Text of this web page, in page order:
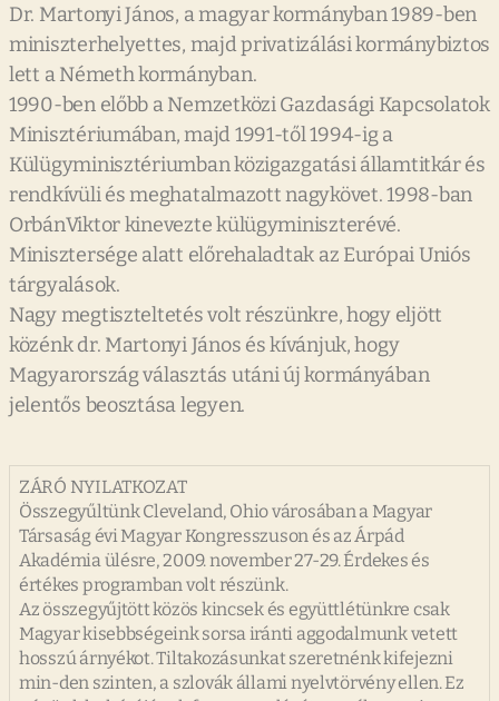
Dr. Martonyi János, a magyar kormányban 1989-ben
miniszterhelyettes, majd privatizálási kormánybiztos
lett a Németh kormányban.
1990-ben előbb a Nemzetközi Gazdasági Kapcsolatok
Minisztériumában, majd 1991-től 1994-ig a
Külügyminisztériumban közigazgatási államtitkár és
rendkívüli és meghatalmazott nagykövet. 1998-ban
OrbánViktor kinevezte külügyminiszterévé.
Minisztersége alatt előrehaladtak az Európai Uniós
tárgyalások.
Nagy megtiszteltetés volt részünkre, hogy eljött
közénk dr. Martonyi János és kívánjuk, hogy
Magyarország választás utáni új kormányában
jelentős beosztása legyen.
ZÁRÓ NYILATKOZAT
Összegyűltünk Cleveland, Ohio városában a Magyar
Társaság évi Magyar Kongresszuson és az Árpád
Akadémia ülésre, 2009. november 27-29. Érdekes és
értékes programban volt részünk.
Az összegyűjtött közös kincsek és együttlétünkre csak
Magyar kisebbségeink sorsa iránti aggodalmunk vetett
hosszú árnyékot. Tiltakozásunkat szeretnénk kifejezni
min-den szinten, a szlovák állami nyelvtörvény ellen. Ez